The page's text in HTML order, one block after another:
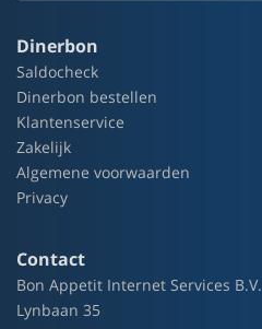
Dinerbon
Saldocheck
Dinerbon bestellen
Klantenservice
Zakelijk
Algemene voorwaarden
Privacy
Contact
Bon Appetit Internet Services B.V.
Lynbaan 35